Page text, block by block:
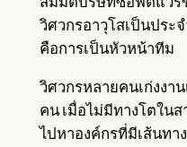
วิศวกรอาวุโสเป็นประ
คือการเป็นหัวหน้าทีม
วิศวกรหลายคนเก่งงา
คน เมื่อไม่มีทางโตใน
ไปหาองค์กรที่มีเส้นทา